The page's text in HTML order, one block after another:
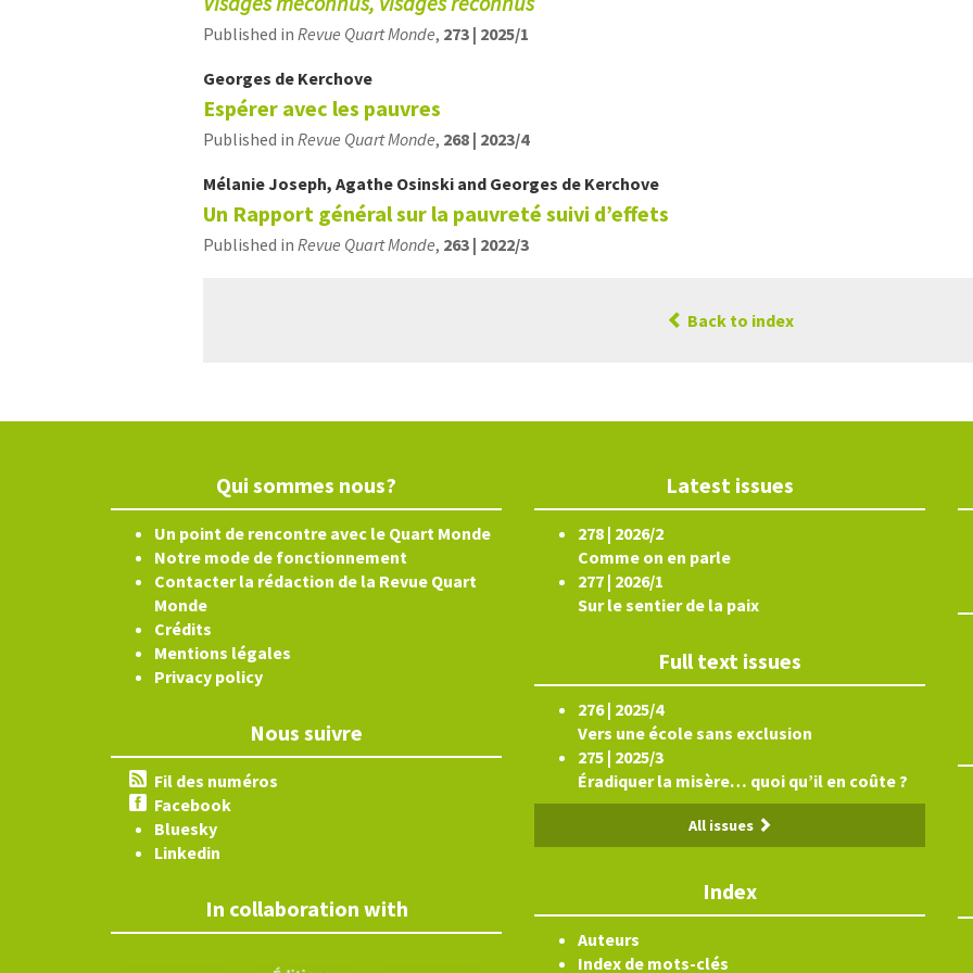
Published in Revue Quart Monde, 273 | 2025/1
Georges de Kerchove
Espérer avec les pauvres
Published in Revue Quart Monde, 268 | 2023/4
MélanieJoseph, Agathe Osinski and Georges de Kerchove
Un Rapport général sur la pauvreté suivi d’effets
Published in Revue Quart Monde, 263 | 2022/3
Back to index
Qui sommes nous?
Un point de rencontre avec le Quart Monde
Notre mode de fonctionnement
Contacter la rédaction de la Revue Quart
Monde
Crédits
Mentions légales
Privacy policy
Nous suivre
Fil des numéros
Facebook
Bluesky
Linkedin
In collaboration with
Latest issues
278 | 2026/2
Comme on en parle
277 | 2026/1
Sur le sentier de la paix
Full text issues
276 | 2025/4
Vers une école sans exclusion
275 | 2025/3
Éradiquer la misère… quoi qu’il en coûte ?
All issues
Index
Auteurs
Index de mots-clés